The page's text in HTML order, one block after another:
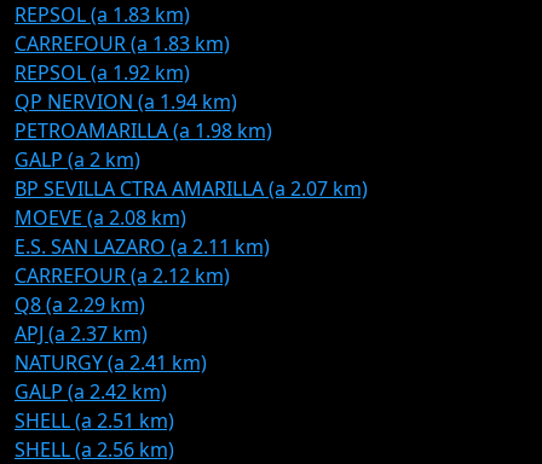
REPSOL (a 1.83 km)
CARREFOUR (a 1.83 km)
REPSOL (a 1.92 km)
QP NERVION (a 1.94 km)
PETROAMARILLA (a 1.98 km)
GALP (a 2 km)
BP SEVILLA CTRA AMARILLA (a 2.07 km)
MOEVE (a 2.08 km)
E.S. SAN LAZARO (a 2.11 km)
CARREFOUR (a 2.12 km)
Q8 (a 2.29 km)
APJ (a 2.37 km)
NATURGY (a 2.41 km)
GALP (a 2.42 km)
SHELL (a 2.51 km)
SHELL (a 2.56 km)